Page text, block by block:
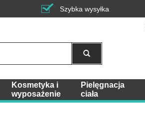
Szybka wysyłka
Kosmetyka i
wyposażenie
Pielęgnacja
ciała